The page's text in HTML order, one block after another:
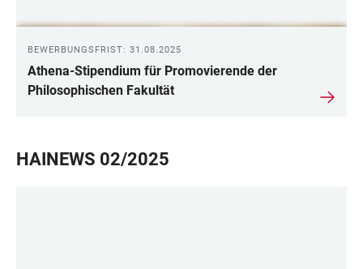
BEWERBUNGSFRIST: 31.08.2025
Athena-Stipendium für Promovierende der
Philosophischen Fakultät
HAINEWS 02/2025